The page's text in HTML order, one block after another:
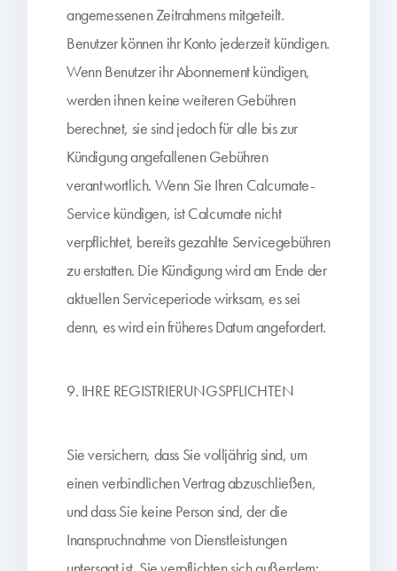
angemessenen Zeitrahmens mitgeteilt.
Benutzer können ihr Konto jederzeit kündigen.
Wenn Benutzer ihr Abonnement kündigen,
werden ihnen keine weiteren Gebühren
berechnet, sie sind jedoch für alle bis zur
Kündigung angefallenen Gebühren
verantwortlich. Wenn Sie Ihren Calcumate-
Service kündigen, ist Calcumate nicht
verpflichtet, bereits gezahlte Servicegebühren
zu erstatten. Die Kündigung wird am Ende der
aktuellen Serviceperiode wirksam, es sei
denn, es wird ein früheres Datum angefordert.
9. IHRE REGISTRIERUNGSPFLICHTEN
Sie versichern, dass Sie volljährig sind, um
einen verbindlichen Vertrag abzuschließen,
und dass Sie keine Person sind, der die
Inanspruchnahme von Dienstleistungen